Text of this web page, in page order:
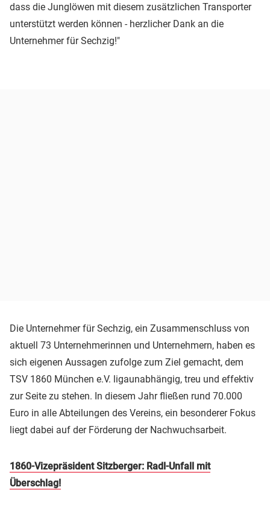
dass die Junglöwen mit diesem zusätzlichen Transporter
unterstützt werden können - herzlicher Dank an die
Unternehmer für Sechzig!"
Die Unternehmer für Sechzig, ein Zusammenschluss von
aktuell 73 Unternehmerinnen und Unternehmern, haben es
sich eigenen Aussagen zufolge zum Ziel gemacht, dem
TSV 1860 München e.V. ligaunabhängig, treu und effektiv
zur Seite zu stehen. In diesem Jahr fließen rund 70.000
Euro in alle Abteilungen des Vereins, ein besonderer Fokus
liegt dabei auf der Förderung der Nachwuchsarbeit.
1860-Vizepräsident Sitzberger: Radl-Unfall mit
Überschlag!